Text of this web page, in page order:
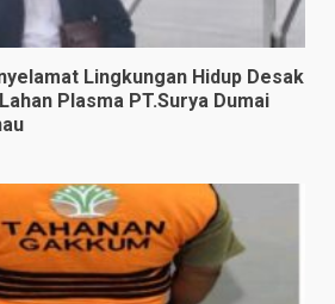
Lingkungan Hidup Desak
Plasma PT.Surya Dumai